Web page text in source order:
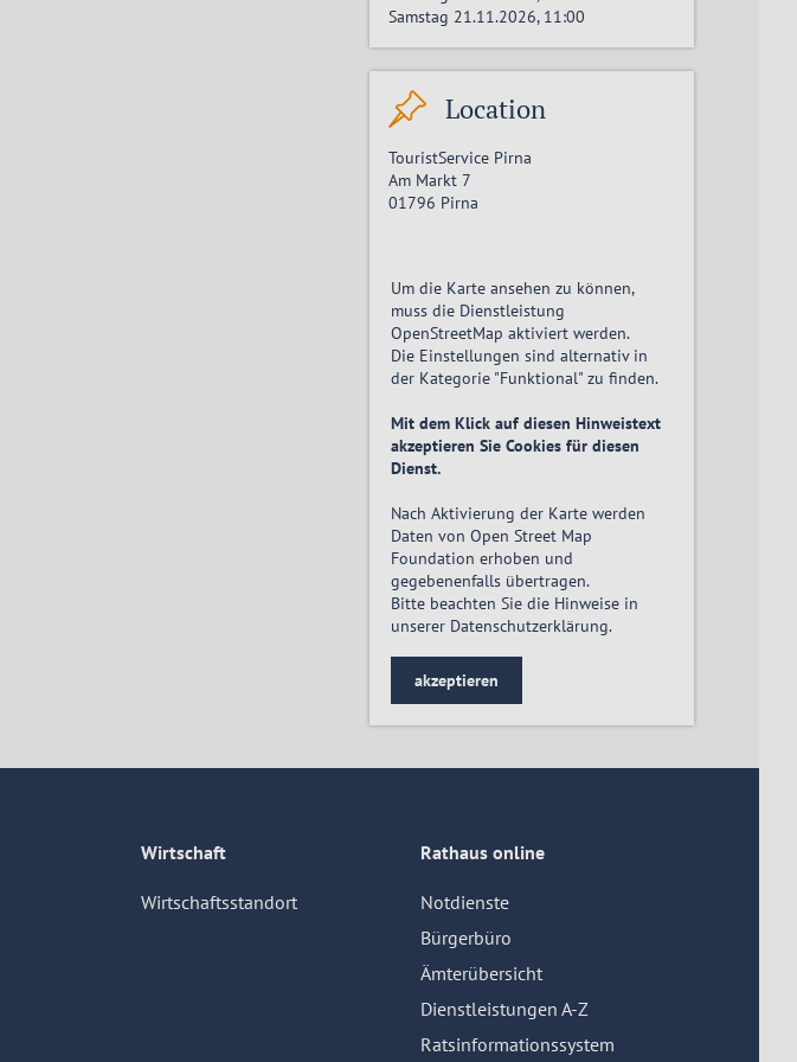
Samstag 21.11.2026, 11:00
Location
TouristService Pirna
Am Markt 7
01796 Pirna
Um die Karte ansehen zu können,
muss die Dienstleistung
OpenStreetMapaktiviert werden.
Die Einstellungen sind alternativ in
der Kategorie "Funktional" zu finden.
Mit dem Klick auf diesen Hinweistext
akzeptieren Sie Cookies für diesen
Dienst.
Nach Aktivierung der Karte werden
Daten von Open Street Map
Foundation erhoben und
gegebenenfalls übertragen.
Bitte beachten Sie die Hinweise in
unserer Datenschutzerklärung.
akzeptieren
Wirtschaft
Wirtschaftsstandort
Rathaus online
Notdienste
Bürgerbüro
Ämterübersicht
Dienstleistungen A-Z
Ratsinformationssystem